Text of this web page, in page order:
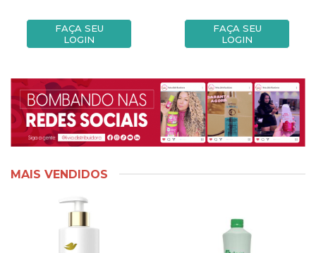
FAÇA SEU
LOGIN
FAÇA SEU
LOGIN
MAIS VENDIDOS